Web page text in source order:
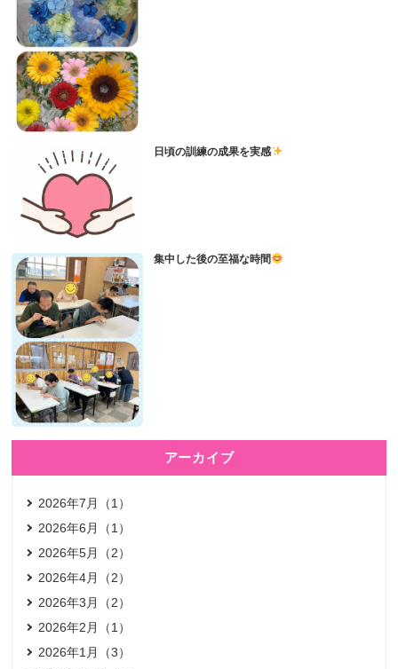
日頃の訓練の成果を実感
集中した後の至福な時間
アーカイブ
2026年7月（1）
2026年6月（1）
2026年5月（2）
2026年4月（2）
2026年3月（2）
2026年2月（1）
2026年1月（3）